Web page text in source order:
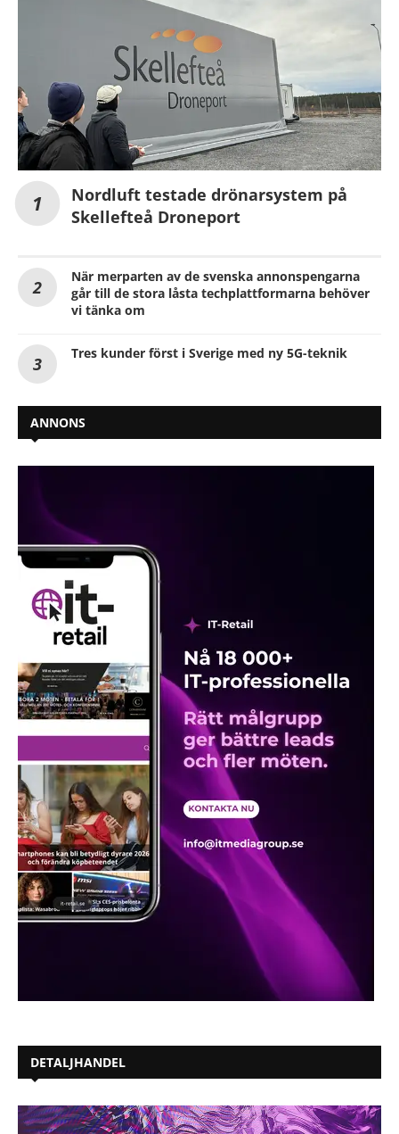
Nordluft testade drönarsystem på
Skellefteå Droneport
När merparten av de svenska annonspengarna
går till de stora låsta techplattformarna behöver
vi tänka om
Tres kunder först i Sverige med ny 5G-teknik
ANNONS
DETALJHANDEL